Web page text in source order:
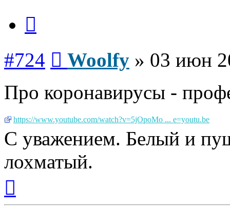
#724 Woolfy » 03 июн
Про коронавирусы -
https://www.youtube.com/watch?v=5jOpoMo ... e=youtu.be
С уважением. Белый и
лохматый.
началу